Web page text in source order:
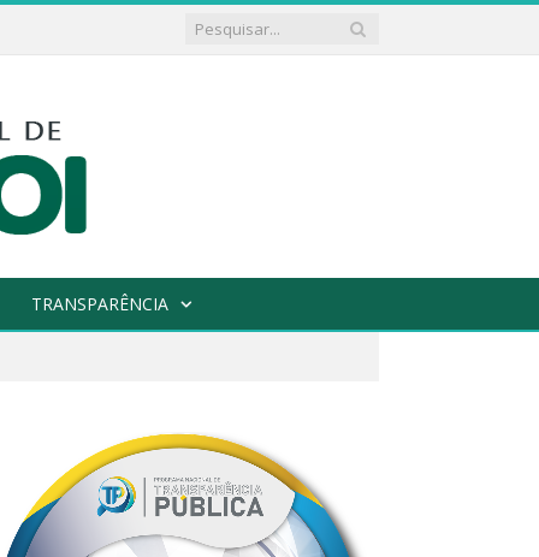
TRANSPARÊNCIA